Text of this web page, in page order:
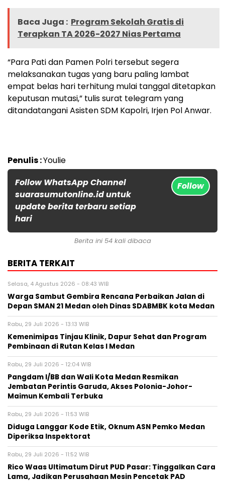
Baca Juga : Program Sekolah Gratis di
Terapkan TA 2026-2027 Nias Pertama
“Para Pati dan Pamen Polri tersebut segera
melaksanakan tugas yang baru paling lambat
empat belas hari terhitung mulai tanggal ditetapkan
keputusan mutasi,” tulis surat telegram yang
ditandatangani Asisten SDM Kapolri, Irjen Pol Anwar.
Penulis :Youlie
Follow WhatsApp Channel
suarasumutonline.id untuk
update berita terbaru setiap
hari
Follow
Berita ini 54 kali dibaca
BERITA TERKAIT
Selasa, 4 Agustus 2026 - 08:43 WIB
Warga Sambut Gembira Rencana Perbaikan Jalan di
Depan SMAN 21 Medan oleh Dinas SDABMBK kota Medan
Rabu, 29 Juli 2026 - 13:13 WIB
Kemenimipas Tinjau Klinik, Dapur Sehat dan Program
Pembinaan di Rutan Kelas I Medan
Rabu, 29 Juli 2026 - 12:04 WIB
Pangdam I/BB dan Wali Kota Medan Resmikan
Jembatan Perintis Garuda, Akses Polonia-Johor-
Maimun Kembali Terbuka
Rabu, 29 Juli 2026 - 11:53 WIB
Diduga Langgar Kode Etik, Oknum ASN Pemko Medan
Diperiksa Inspektorat
Rabu, 29 Juli 2026 - 11:52 WIB
Rico Waas Ultimatum Dirut PUD Pasar: Tinggalkan Cara
Lama, Jadikan Perusahaan Mesin Pencetak PAD